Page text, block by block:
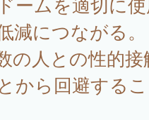
減につながる。
の人との性的
から回避する